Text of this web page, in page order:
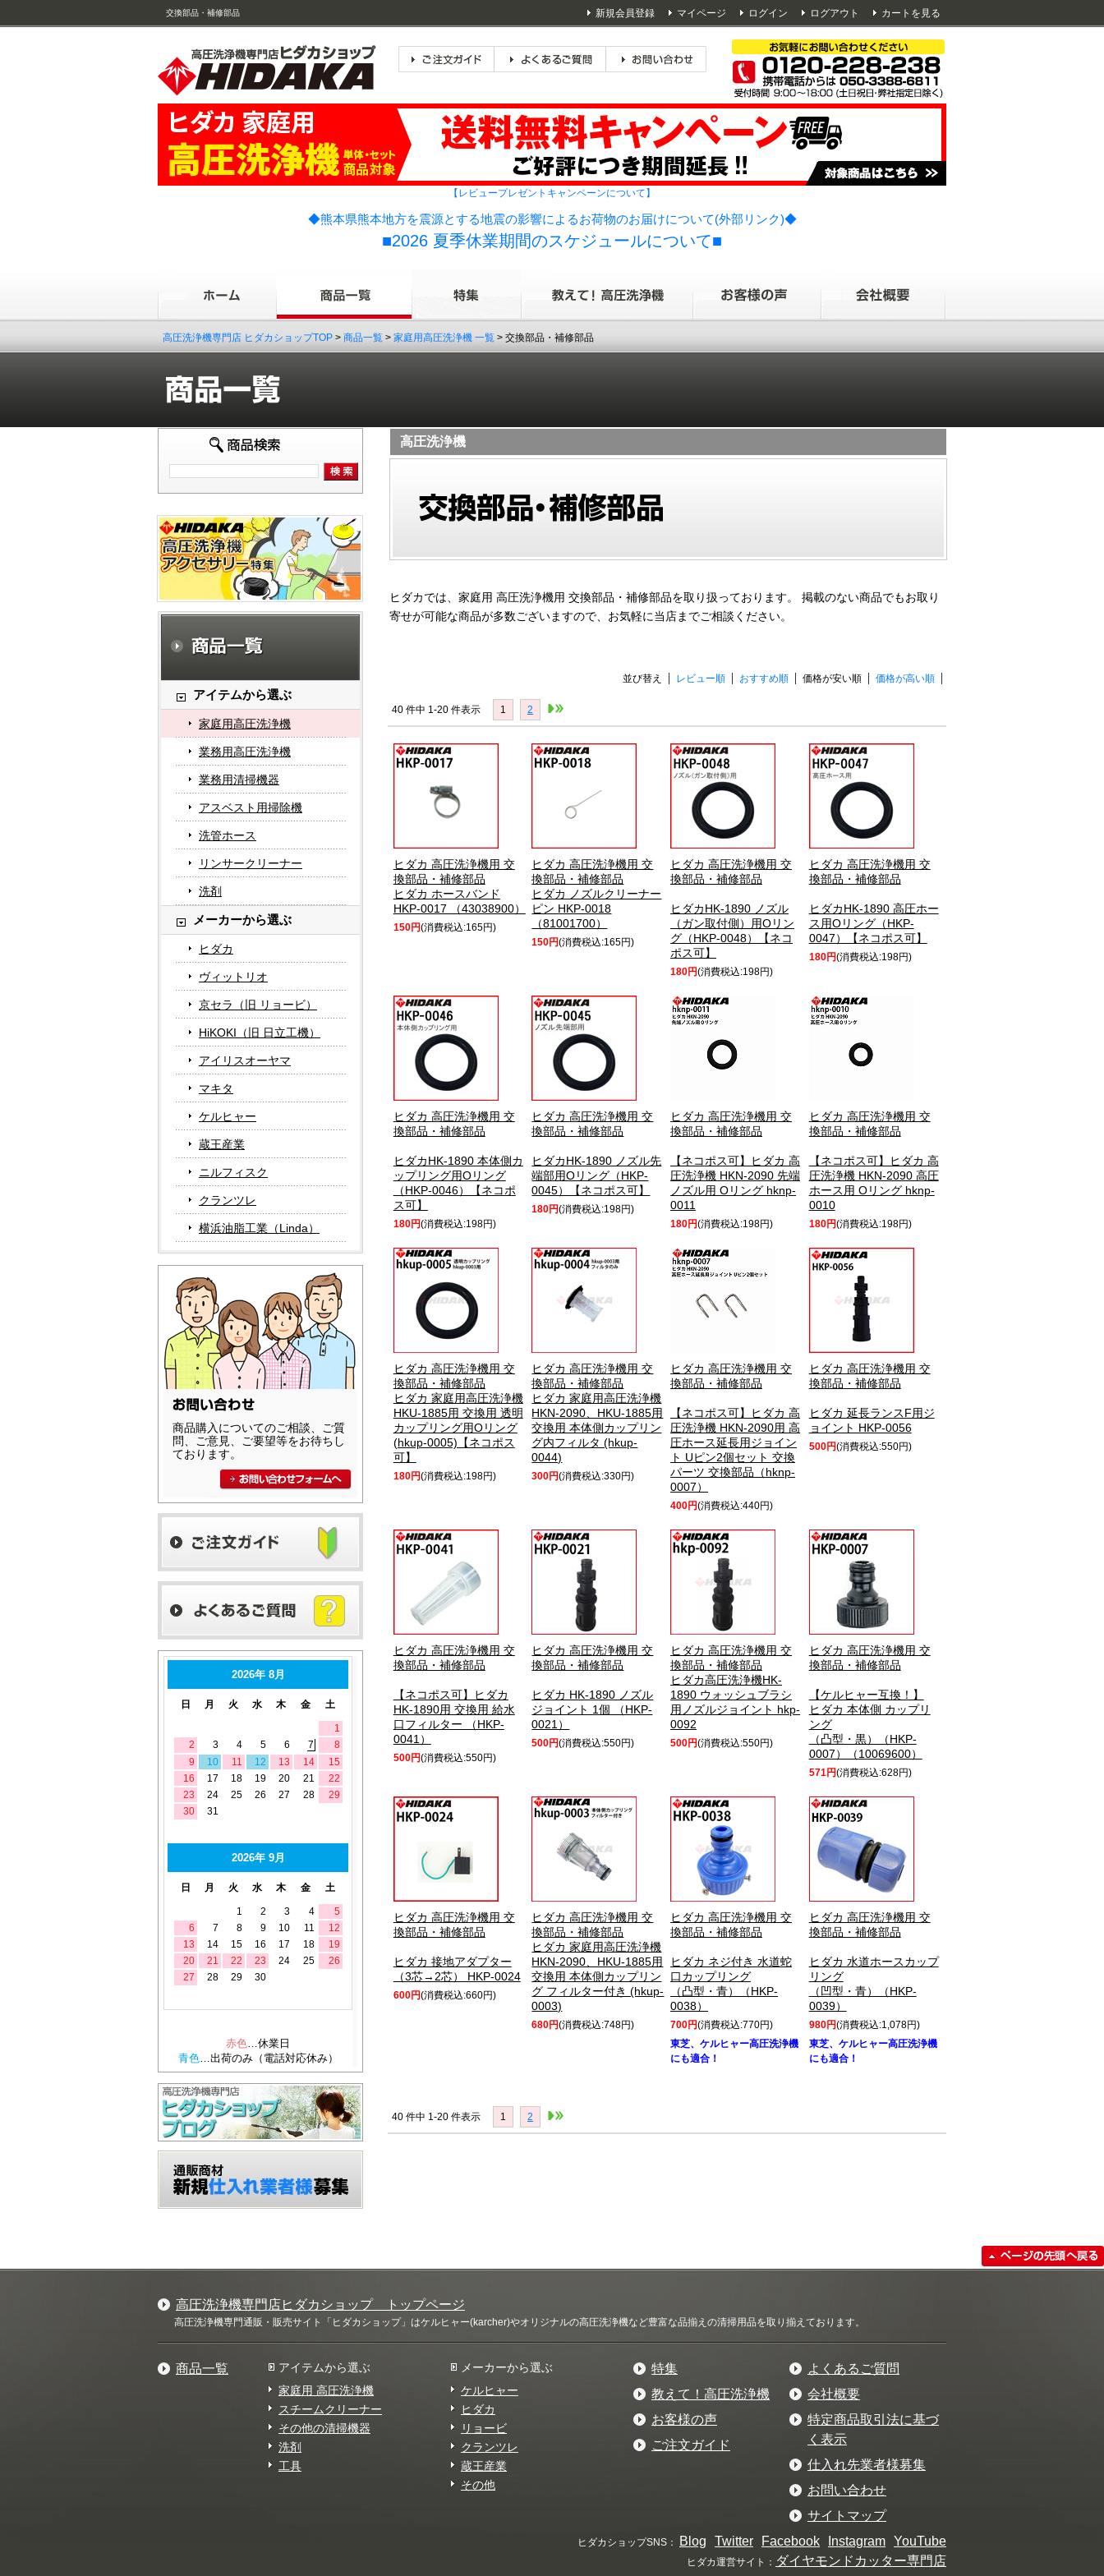
交換部品・補修部品 新規会員登録 マイページ ログイン ログアウト カートを見る
【レビュープレゼントキャンペーンについて】
◆熊本県熊本地方を震源とする地震の影響によるお荷物のお届けについて(外部リンク)◆
■2026 夏季休業期間のスケジュールについて■
高圧洗浄機専門店 ヒダカショップTOP > 商品一覧 > 家庭用高圧洗浄機 一覧 > 交換部品・補修部品
アイテムから選ぶ
家庭用高圧洗浄機
業務用高圧洗浄機
業務用清掃機器
アスベスト用掃除機
洗管ホース
リンサークリーナー
洗剤
メーカーから選ぶ
ヒダカ
ヴィットリオ
京セラ（旧 リョービ）
HiKOKI（旧 日立工機）
アイリスオーヤマ
マキタ
ケルヒャー
蔵王産業
ニルフィスク
クランツレ
横浜油脂工業（Linda）
商品購入についてのご相談、ご質
問、ご意見、ご要望等をお待ちし
ております。
高圧洗浄機
ヒダカでは、家庭用 高圧洗浄機用 交換部品・補修部品を取り扱っております。 掲載のない商品でもお取り
寄せが可能な商品が多数ございますので、お気軽に当店までご相談ください。
並び替え レビュー順 おすすめ順 価格が安い順 価格が高い順
40 件中 1-20 件表示 1 2
ヒダカ 高圧洗浄機用 交
換部品・補修部品
ヒダカ ホースバンド
HKP-0017 （43038900）
150円(消費税込:165円)
ヒダカ 高圧洗浄機用 交
換部品・補修部品
ヒダカ ノズルクリーナー
ピン HKP-0018
（81001700）
150円(消費税込:165円)
ヒダカ 高圧洗浄機用 交
換部品・補修部品
ヒダカHK-1890 ノズル
（ガン取付側）用Oリン
グ（HKP-0048）【ネコ
ポス可】
180円(消費税込:198円)
ヒダカ 高圧洗浄機用 交
換部品・補修部品
ヒダカHK-1890 高圧ホー
ス用Oリング（HKP-
0047）【ネコポス可】
180円(消費税込:198円)
ヒダカ 高圧洗浄機用 交
換部品・補修部品
ヒダカHK-1890 本体側カ
ップリング用Oリング
（HKP-0046）【ネコポ
ス可】
180円(消費税込:198円)
ヒダカ 高圧洗浄機用 交
換部品・補修部品
ヒダカHK-1890 ノズル先
端部用Oリング（HKP-
0045）【ネコポス可】
180円(消費税込:198円)
ヒダカ 高圧洗浄機用 交
換部品・補修部品
【ネコポス可】ヒダカ 高
圧洗浄機 HKN-2090 先端
ノズル用 Oリング hknp-
0011
180円(消費税込:198円)
ヒダカ 高圧洗浄機用 交
換部品・補修部品
【ネコポス可】ヒダカ 高
圧洗浄機 HKN-2090 高圧
ホース用 Oリング hknp-
0010
180円(消費税込:198円)
ヒダカ 高圧洗浄機用 交
換部品・補修部品
ヒダカ 家庭用高圧洗浄機
HKU-1885用 交換用 透明
カップリング用Oリング
(hkup-0005)【ネコポス
可】
180円(消費税込:198円)
ヒダカ 高圧洗浄機用 交
換部品・補修部品
ヒダカ 家庭用高圧洗浄機
HKN-2090、HKU-1885用
交換用 本体側カップリン
グ内フィルタ (hkup-
0044)
300円(消費税込:330円)
ヒダカ 高圧洗浄機用 交
換部品・補修部品
【ネコポス可】ヒダカ 高
圧洗浄機 HKN-2090用 高
圧ホース延長用ジョイン
ト Uピン2個セット 交換
パーツ 交換部品（hknp-
0007）
400円(消費税込:440円)
ヒダカ 高圧洗浄機用 交
換部品・補修部品
ヒダカ 延長ランスF用ジ
ョイント HKP-0056
500円(消費税込:550円)
ヒダカ 高圧洗浄機用 交
換部品・補修部品
【ネコポス可】ヒダカ
HK-1890用 交換用 給水
口フィルター （HKP-
0041）
500円(消費税込:550円)
ヒダカ 高圧洗浄機用 交
換部品・補修部品
ヒダカ HK-1890 ノズル
ジョイント 1個 （HKP-
0021）
500円(消費税込:550円)
ヒダカ 高圧洗浄機用 交
換部品・補修部品
ヒダカ高圧洗浄機HK-
1890 ウォッシュブラシ
用ノズルジョイント hkp-
0092
500円(消費税込:550円)
ヒダカ 高圧洗浄機用 交
換部品・補修部品
【ケルヒャー互換！】
ヒダカ 本体側 カップリ
ング
（凸型・黒）（HKP-
0007）（10069600）
571円(消費税込:628円)
ヒダカ 高圧洗浄機用 交
換部品・補修部品
ヒダカ 接地アダプター
（3芯→2芯） HKP-0024
600円(消費税込:660円)
ヒダカ 高圧洗浄機用 交
換部品・補修部品
ヒダカ 家庭用高圧洗浄機
HKN-2090、HKU-1885用
交換用 本体側カップリン
グ フィルター付き (hkup-
0003)
680円(消費税込:748円)
ヒダカ 高圧洗浄機用 交
換部品・補修部品
ヒダカ ネジ付き 水道蛇
口カップリング
（凸型・青）（HKP-
0038）
700円(消費税込:770円)
東芝、ケルヒャー高圧洗浄機
にも適合！
ヒダカ 高圧洗浄機用 交
換部品・補修部品
ヒダカ 水道ホースカップ
リング
（凹型・青）（HKP-
0039）
980円(消費税込:1,078円)
東芝、ケルヒャー高圧洗浄機
にも適合！
40 件中 1-20 件表示 1 2
高圧洗浄機専門店ヒダカショップ トップページ
高圧洗浄機専門通販・販売サイト「ヒダカショップ」はケルヒャー(karcher)やオリジナルの高圧洗浄機など豊富な品揃えの清掃用品を取り揃えております。
商品一覧
アイテムから選ぶ
家庭用 高圧洗浄機
スチームクリーナー
その他の清掃機器
洗剤
工具
メーカーから選ぶ
ケルヒャー
ヒダカ
リョービ
クランツレ
蔵王産業
その他
特集
教えて！高圧洗浄機
お客様の声
ご注文ガイド
よくあるご質問
会社概要
特定商品取引法に基づ
く表示
仕入れ先業者様募集
お問い合わせ
サイトマップ
ヒダカショップSNS： Blog Twitter Facebook Instagram YouTube
ヒダカ運営サイト： ダイヤモンドカッター専門店